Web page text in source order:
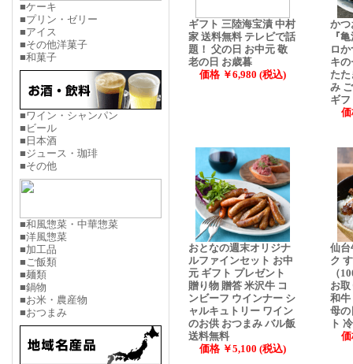
■ケーキ
■プリン・ゼリー
■アイス
■その他洋菓子
■和菓子
■ワイン・シャンパン
■ビール
■日本酒
■ジュース・珈琲
■その他
■和風惣菜・中華惣菜
■洋風惣菜
■加工品
■ご飯類
■麺類
■鍋物
■お米・農産物
■おつまみ
ギフト 三陸海宝漬 中村
家 送料無料 テレビで話
題！ 父の日 お中元 敬
老の日 お歳暮
価格 ￥6,980 (税込)
かつ
『
ロ
キ
たた
み
ギ
価
おとなの週末オリジナ
ルファインセット お中
元 ギフト プレゼント
贈り物 贈答 米沢牛 コ
ンビーフ ウインナー シ
ャルキュトリー ワイン
のお供 おつまみ バル飯
送料無料
価格 ￥5,100 (税込)
仙台
ク
（
お
和牛
母の
ト
価